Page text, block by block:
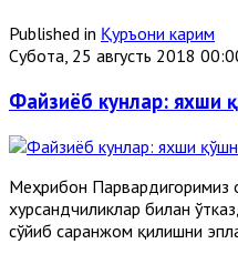
Published in Қуръони карим
Субота, 25 августь 2018
Файзиёб кунлар: яхши
Меҳрибон Парвардигоримиз
хурсандчиликлар билан
сўйиб саранжом қилишни